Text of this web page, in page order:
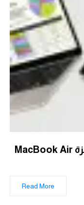
أبل تطلق الجيل الجديد من أجهزة MacBook Air
Read More